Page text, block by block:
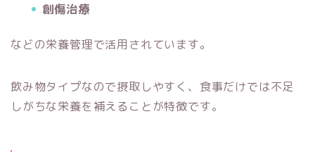
創傷治療
などの栄養管理で活用されています。
飲み物タイプなので摂取しやすく、食事だけでは不足
しがちな栄養を補えることが特徴です。